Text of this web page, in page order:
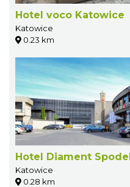
Hotel voco Katowice
Katowice
0.23 km
Hotel Diament
Katowice
0.28 km